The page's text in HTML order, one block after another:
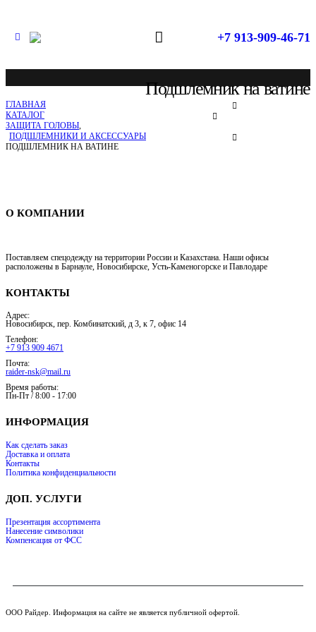
+7 913-909-46-71
Подшлемник на ватине
ГЛАВНАЯ
КАТАЛОГ
ЗАЩИТА ГОЛОВЫ,
ПОДШЛЕМНИКИ И АКСЕССУАРЫ
ПОДШЛЕМНИК НА ВАТИНЕ
Спецодежда в Новосибирске
О КОМПАНИИ
Поставляем спецодежду на территории России и Казахстана. Наши офисы
расположены в Барнауле, Новосибирске, Усть-Каменогорске и Павлодаре
КОНТАКТЫ
Адрес:
Новосибирск, пер. Комбинатский, д 3, к 7, офис 14
Телефон:
+7 913 909 4671
Почта:
raider-nsk@mail.ru
Время работы:
Пн-Пт / 8:00 - 17:00
ИНФОРМАЦИЯ
Как сделать заказ
Доставка и оплата
Контакты
Политика конфиденциальности
ДОП. УСЛУГИ
Презентация ассортимента
Нанесение символики
Компенсация от ФСС
ООО Райдер. Информация на сайте не является публичной офертой.